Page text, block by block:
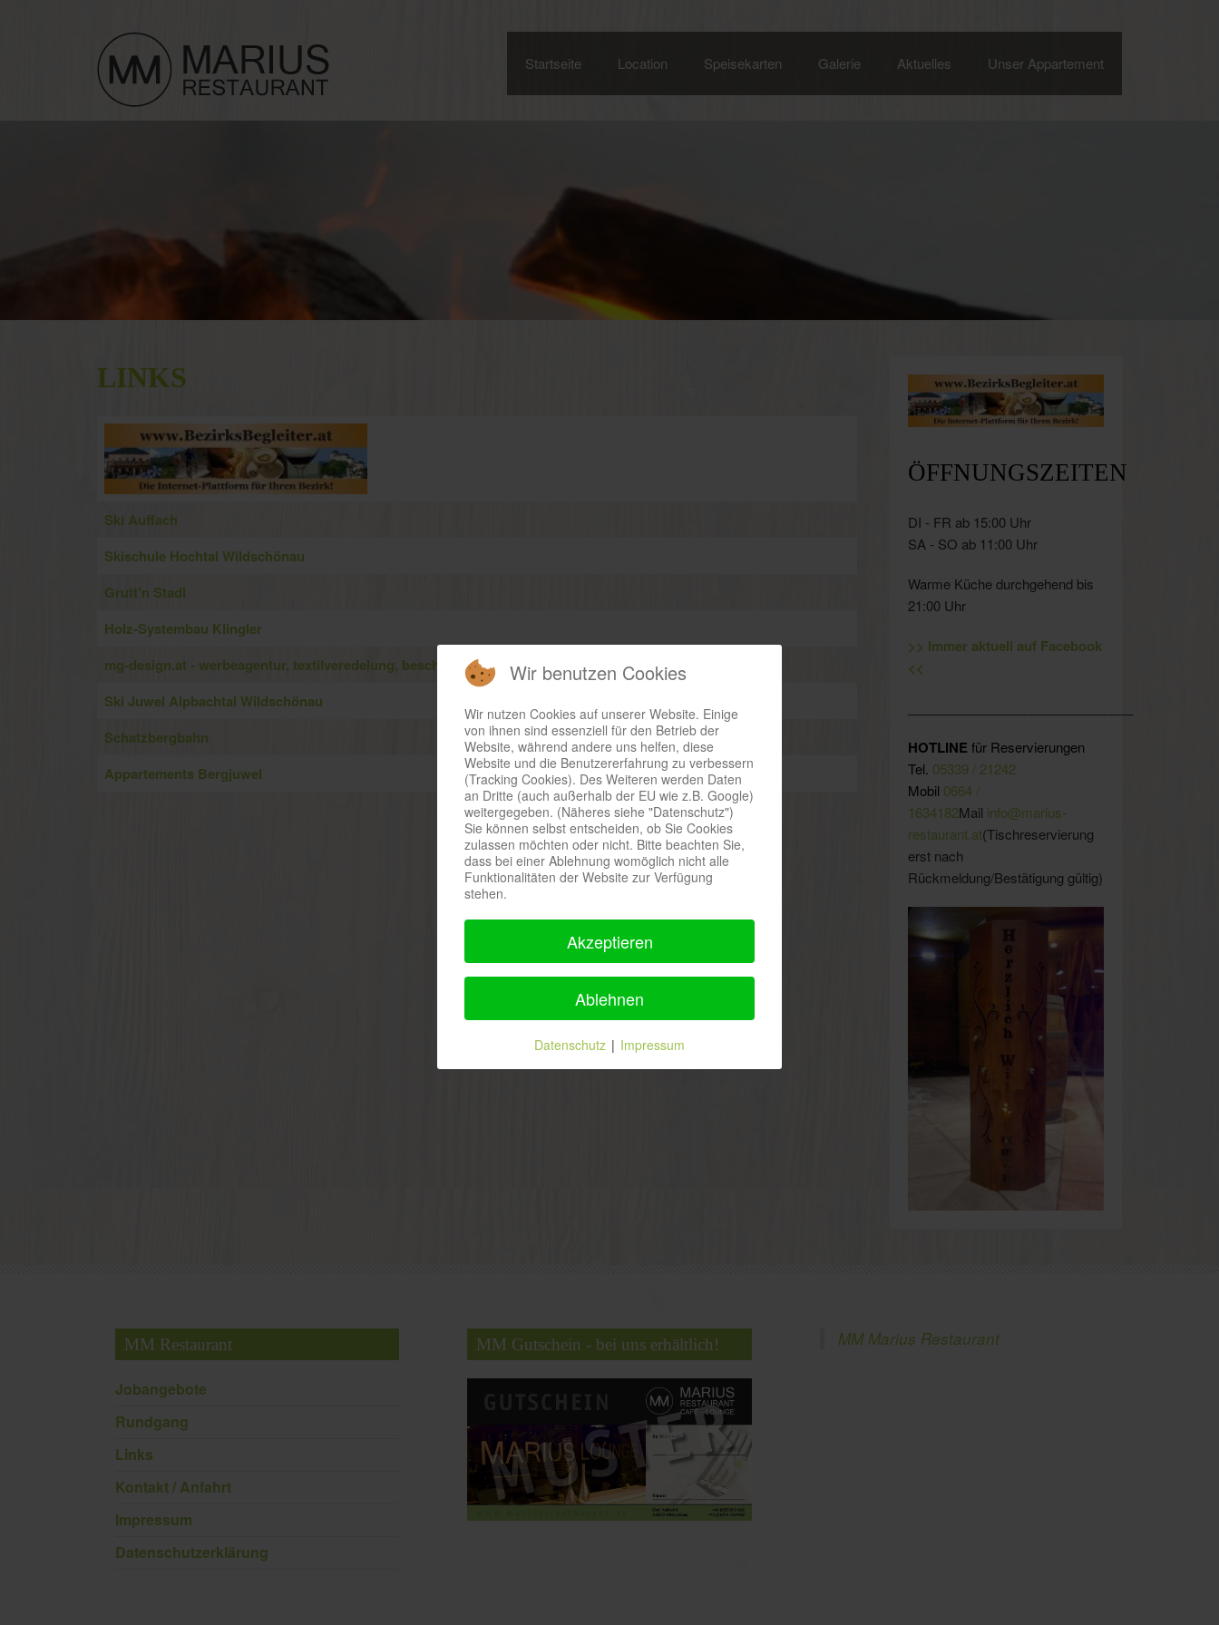
Startseite Location Speisekarten Galerie Aktuelles Unser Appartement
LINKS
Ski Auffach
Skischule Hochtal Wildschönau
Grutt'n Stadl
Holz-Systembau Klingler
mg-design.at - werbeagentur, textilveredelung, beschriftung, laser, web, druck
Ski Juwel Alpbachtal Wildschönau
Schatzbergbahn
Appartements Bergjuwel
ÖFFNUNGSZEITEN
DI - FR ab 15:00 Uhr
SA - SO ab 11:00 Uhr
Warme Küche durchgehend bis
21:00 Uhr
>> Immer aktuell auf Facebook
<<
HOTLINE für Reservierungen
Tel. 05339 / 21242
Mobil 0664 /
1634182Mail info@marius-
restaurant.at(Tischreservierung
erst nach
Rückmeldung/Bestätigung gültig)
MM Restaurant
Jobangebote
Rundgang
Links
Kontakt / Anfahrt
Impressum
Datenschutzerklärung
MM Gutschein - bei uns erhältlich! MM Marius Restaurant
Wir benutzen Cookies
Wir nutzen Cookies auf unserer Website. Einige
von ihnen sind essenziell für den Betrieb der
Website, während andere uns helfen, diese
Website und die Benutzererfahrung zu verbessern
(Tracking Cookies). Des Weiteren werden Daten
an Dritte (auch außerhalb der EU wie z.B. Google)
weitergegeben. (Näheres siehe "Datenschutz")
Sie können selbst entscheiden, ob Sie Cookies
zulassen möchten oder nicht. Bitte beachten Sie,
dass bei einer Ablehnung womöglich nicht alle
Funktionalitäten der Website zur Verfügung
stehen.
Akzeptieren
Ablehnen
Datenschutz | Impressum